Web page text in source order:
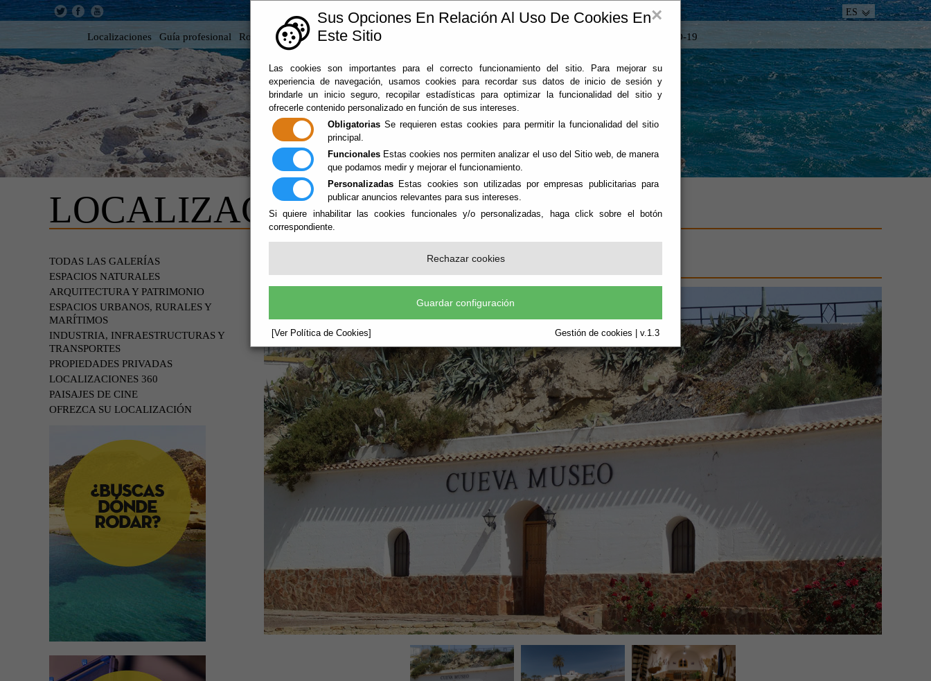
×
Sus Opciones En Relación Al Uso De Cookies En
Este Sitio
Las cookies son importantes para el correcto funcionamiento del sitio. Para mejorar su
experiencia de navegación, usamos cookies para recordar sus datos de inicio de sesión y
brindarle un inicio seguro, recopilar estadísticas para optimizar la funcionalidad del sitio y
ofrecerle contenido personalizado en función de sus intereses.
Obligatorias Se requieren estas cookies para permitir la funcionalidad del sitio
principal.
Funcionales Estas cookies nos permiten analizar el uso del Sitio web, de manera
que podamos medir y mejorar el funcionamiento.
Personalizadas Estas cookies son utilizadas por empresas publicitarias para
publicar anuncios relevantes para sus intereses.
Si quiere inhabilitar las cookies funcionales y/o personalizadas, haga click sobre el botón
correspondiente.
Rechazar cookies
Guardar configuración
[Ver Política de Cookies] Gestión de cookies | v.1.3
ES
Localizaciones Guía profesional Rodar en Almería 360 COVID-19
LOCALIZACIONES
TODAS LAS GALERÍAS
ESPACIOS NATURALES
ARQUITECTURA Y PATRIMONIO
ESPACIOS URBANOS, RURALES Y
MARÍTIMOS
INDUSTRIA, INFRAESTRUCTURAS Y
TRANSPORTES
PROPIEDADES PRIVADAS
LOCALIZACIONES 360
PAISAJES DE CINE
OFREZCA SU LOCALIZACIÓN
EDIFICIOS SINGULARES - PATRIMONIO